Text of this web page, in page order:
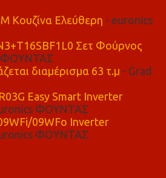
Κουζίνα Ελεύθερη - euronics
Σετ Φούρνος
ΦΟΥΝΤΑΣ
διαμέρισμα 63 τ.μ - Grad
Easy Smart Inverter
ΦΟΥΝΤΑΣ
09WFo Inverter
ΦΟΥΝΤΑΣ